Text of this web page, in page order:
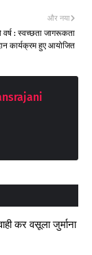
और नया
वर्ष : स्वच्छता जागरूकता
कार्यक्रम हुए आयोजित
कर वसूला जुर्माना